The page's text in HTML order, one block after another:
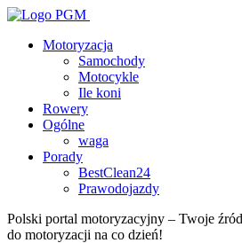
Motoryzacja
Samochody
Motocykle
Ile koni
Rowery
Ogólne
waga
Porady
BestClean24
Prawodojazdy
Polski portal motoryzacyjny – Twoje
do motoryzacji na co dzień!